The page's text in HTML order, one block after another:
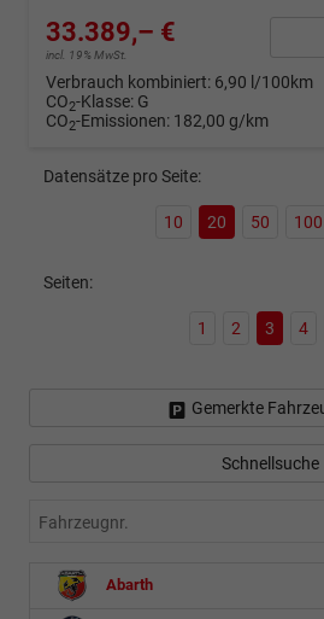
33.389,– €
incl. 19% MwSt.
Verbrauch kombiniert: 6,90 l/100km
CO2-Klasse: G
CO2-Emissionen: 182,00 g/km
Datensätze pro Seite:
10 20 50 100
Seiten:
1 2 3 4
Gemerkte
Schnellsuche
Fahrzeugnr.
Abarth